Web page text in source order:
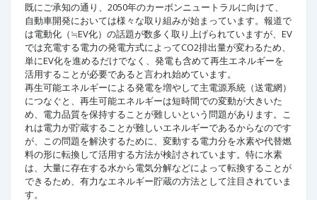
既にご承知の通り、2050年のカーボンニュートラルに向けて、
自動車開発においては様々な取り組みが始まっています。報道で
は電動化（≒EV化）の話題が数多く取り上げられていますが、EV
では充電する電力の発電方式によってCO2排出量が変わるため、
単にEV化を進めるだけでなく、発電も含めて再生エネルギーを
活用することが必要であると言われ始めています。
再生可能エネルギーによる発電を増やして主電源系統（送電網）
につなぐと、再生可能エネルギーは短時間での変動が大きいた
め、電力品質を保持することが難しいという問題があります。こ
れは電力が貯蔵することが難しいエネルギーであるからなのです
が、この問題を解決するために、変動する電力分を水素や代替燃
料の形に転換して活用する方法が検討されています。特に水素
は、大量に存在する水から電気分解などによって転換することが
できるため、有力なエネルギー貯蔵の方法として注目されていま
す。